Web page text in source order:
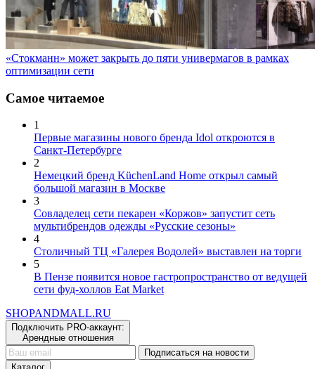
«Стокманн» может закрыть до пяти универмагов в рамках
оптимизации сети
Самое читаемое
Первые магазины нового бренда Idol откроются в
Санкт-Петербурге
2
Немецкий бренд KüchenLand Home открыл самый
большой магазин в Москве
3
Совладелец сети пекарен «Коржов» запустит сеть
мультибрендов одежды «Русские сезоны»
4
Столичный ТЦ «Галерея Водолей» выставлен на торги
5
В Пензе появится новое гастропространство от ведущей
сети фуд-холлов Eat Market
Подключить PRO-аккаунт:
Арендные отношения
Подписаться на новости
Каталог